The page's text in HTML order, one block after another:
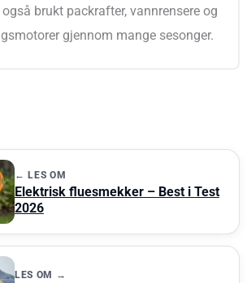
brukt packrafter, vannrensere og
gjennom mange sesonger.
← LES OM
Elektrisk fluesmekker – Best i Test
2026
LES OM →